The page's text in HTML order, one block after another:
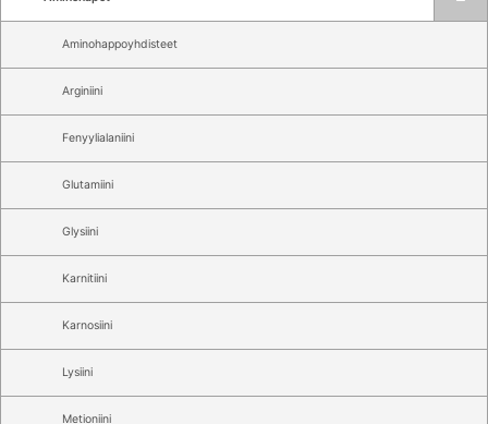
Aminohappoyhdisteet
Arginiini
Fenyylialaniini
Glutamiini
Glysiini
Karnitiini
Karnosiini
Lysiini
Metioniini